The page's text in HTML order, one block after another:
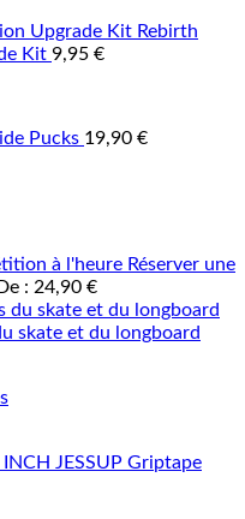
Rebirth
Kit 9,95 €
Pucks 19,90 €
Réserver une
De : 24,90 €
skate et du longboard
JESSUP Griptape